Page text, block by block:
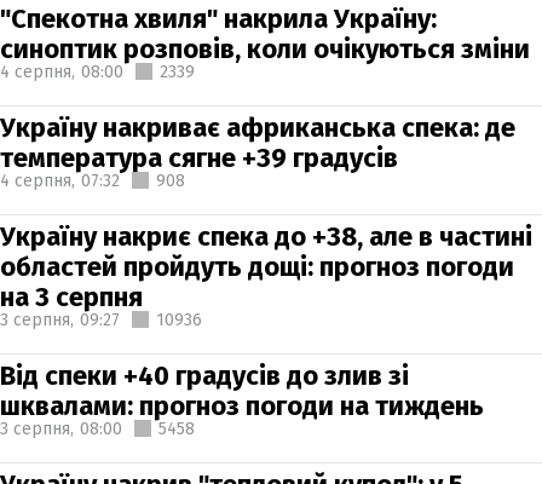
"Спекотна хвиля" накрила Україну:
синоптик розповів, коли очікуються зміни
4 серпня, 08:00 2339
Україну накриває африканська спека: де
температура сягне +39 градусів
4 серпня, 07:32 908
Україну накриє спека до +38, але в частині
областей пройдуть дощі: прогноз погоди
на 3 серпня
3 серпня, 09:27 10936
Від спеки +40 градусів до злив зі
шквалами: прогноз погоди на тиждень
3 серпня, 08:00 5458